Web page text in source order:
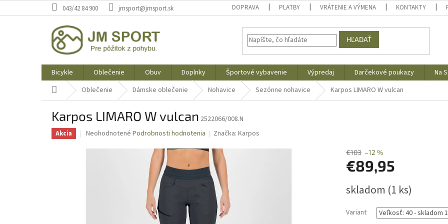
na
043/42 84 900 jmsport@jmsport.sk DOPRAVA PLATBY VRÁTENIE A VÝMENA KONTAKTY
HĽADAŤ
Bicykle Oblečenie Obuv Doplnky Športové vybavenie Výpredaj Darčekové poukazy Na
Domov Oblečenie Dámske oblečenie Nohavice Sezónne nohavice Karpos LIMARO W vulcan
Karpos LIMARO W vulcan 2522066/008.N
Akcia
Priemerné
produktu
Neohodnotené Podrobnosti hodnotenia Značka:Karpos
€103 –12 %
€89,95
cena:
skladom (1 ks)
Variant